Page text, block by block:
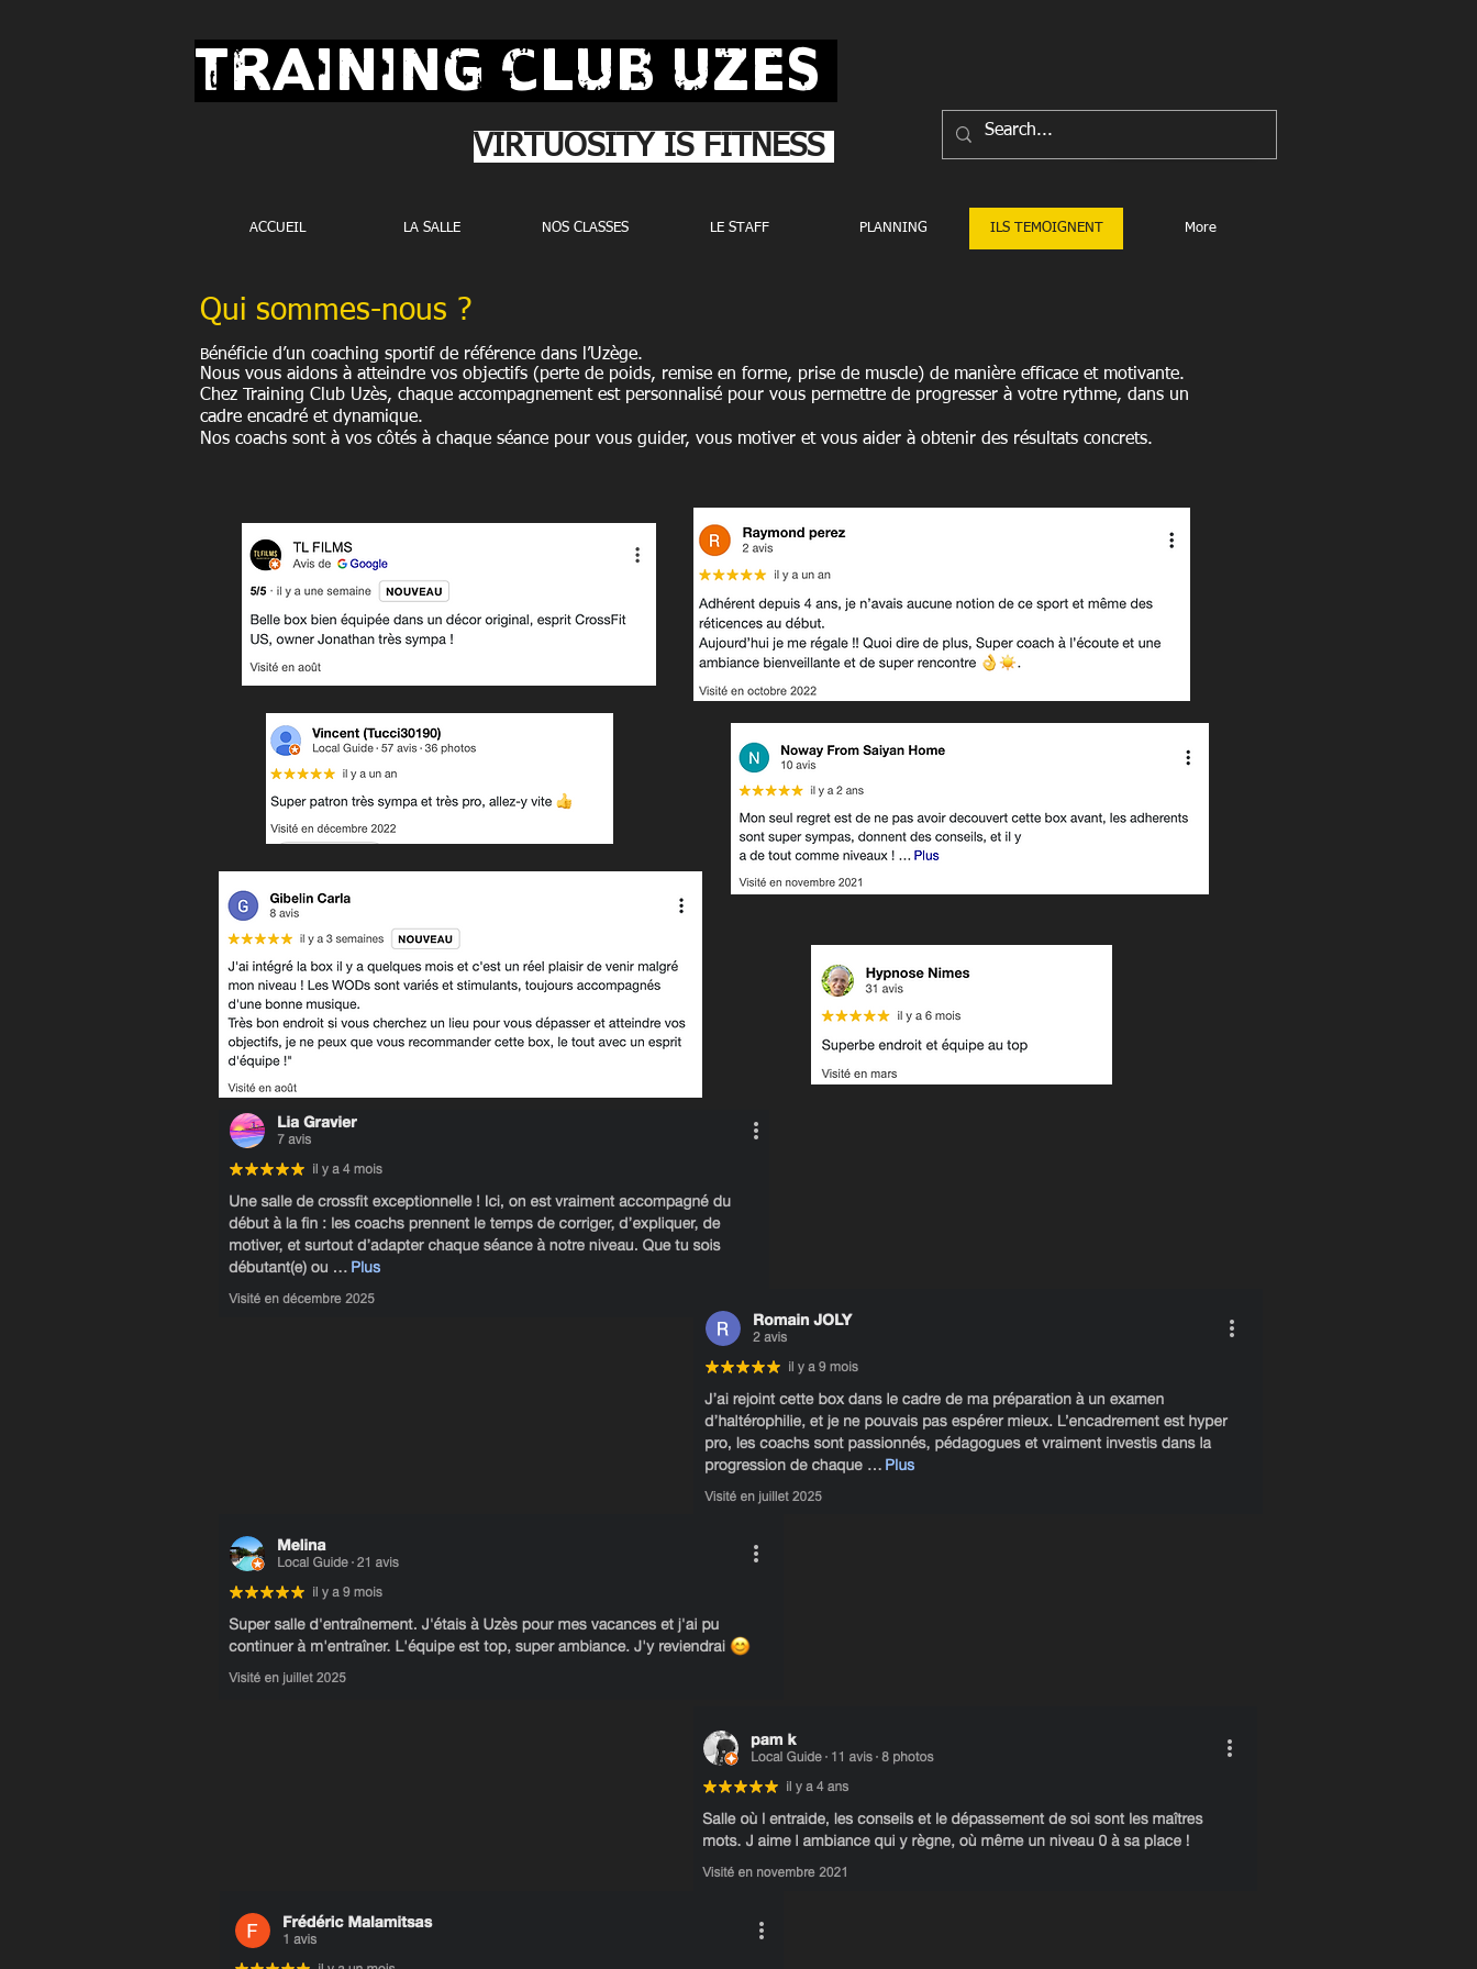
TRAINING CLUB UZES
VIRTUOSITY IS FITNESS
ACCUEIL LA SALLE NOS CLASSES LE STAFF PLANNING ILS TEMOIGNENT More
Qui sommes-nous ?
Bénéficie d’un coaching sportif de référence dans l’Uzège.
Nous vous aidons à atteindre vos objectifs (perte de poids, remise en forme, prise de muscle) de manière efficace et motivante.
Chez Training Club Uzès, chaque accompagnement est personnalisé pour vous permettre de progresser à votre rythme, dans un
cadre encadré et dynamique.
Nos coachs sont à vos côtés à chaque séance pour vous guider, vous motiver et vous aider à obtenir des résultats concrets.